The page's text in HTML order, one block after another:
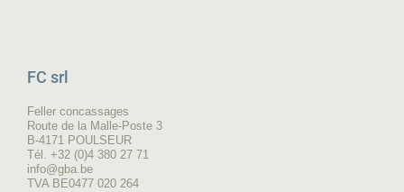
FC srl
Feller concassages
Route de la Malle-Poste 3
B-4171 POULSEUR
Tél. +32 (0)4 380 27 71
info@gba.be
TVA BE0477 020 264